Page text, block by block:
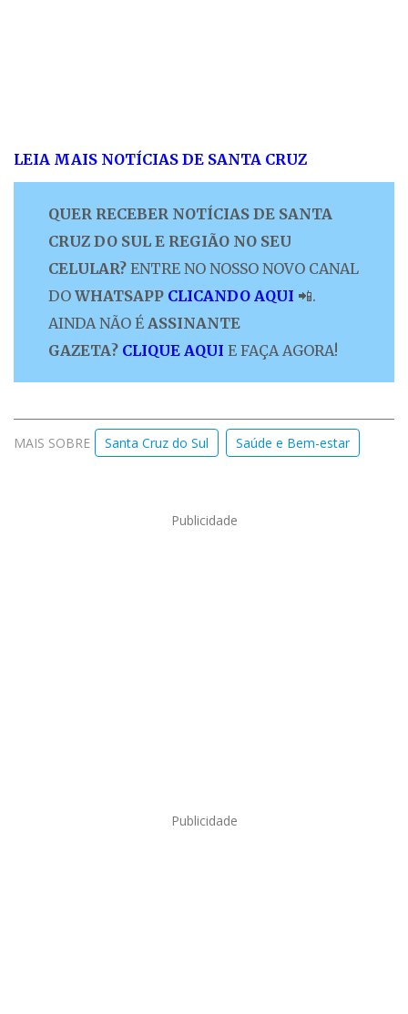
LEIA MAIS NOTÍCIAS DE SANTA CRUZ
QUER RECEBER NOTÍCIAS DE SANTA
CRUZ DO SUL E REGIÃO NO SEU
CELULAR? ENTRE NO NOSSO NOVO CANAL
DO WHATSAPP CLICANDO AQUI 📲.
AINDA NÃO É ASSINANTE
GAZETA? CLIQUE AQUI E FAÇA AGORA!
MAIS SOBRE Santa Cruz do Sul Saúde e Bem-estar
Publicidade
Publicidade